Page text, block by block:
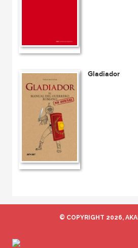
Gladiador
© COPYRIGHT 2026,